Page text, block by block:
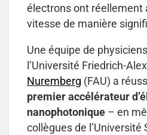
électrons ont réellement
vitesse de manière
Une équipe de
l’Université Friedrich-
Nuremberg (FAU) a
premier accélérateur
nanophotonique – en
collègues de l’Université